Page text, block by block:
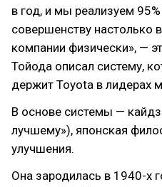
в год, и мы реализуем
совершенству настолько
компании физически», —
Тойода описал систему,
держит Toyota в лидерах
В основе системы —
лучшему»), японская
улучшения.
Она зародилась в 1940-х